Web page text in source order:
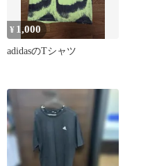
¥ 1,000
adidasのTシャツ